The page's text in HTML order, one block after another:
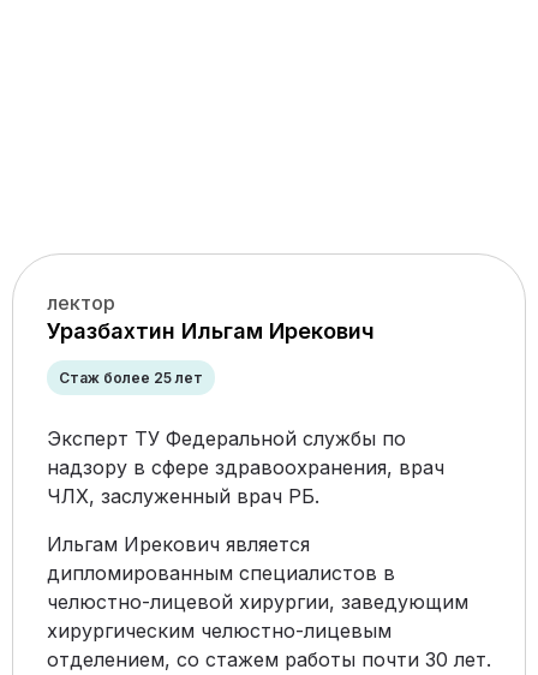
лектор
Уразбахтин Ильгам Ирекович
Стаж более 25 лет
Эксперт ТУ Федеральной службы по
надзору в сфере здравоохранения, врач
ЧЛХ, заслуженный врач РБ.
Ильгам Ирекович является
дипломированным специалистов в
челюстно-лицевой хирургии, заведующим
хирургическим челюстно-лицевым
отделением, со стажем работы почти 30 лет.